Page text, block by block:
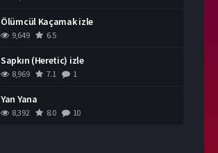
Ölümcül Kaçamak izle
9,649 6.5
Sapkın (Heretic) izle
8,969 7.1 1
Yan Yana
8,392 8.0 10